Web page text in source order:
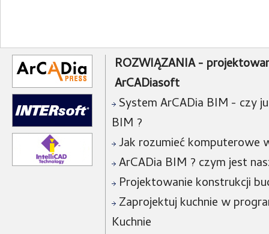
ROZWIĄZANIA -
ArCADiasoft
System ArCADia BIM - czy
BIM ?
Jak rozumieć komputerowe
ArCADia BIM ? czym jest
Projektowanie konstrukcji
Zaprojektuj kuchnie w
Kuchnie